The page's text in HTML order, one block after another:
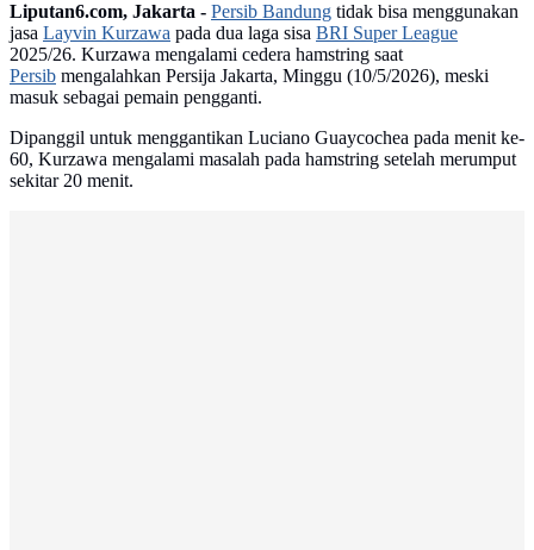
Liputan6.com, Jakarta - Persib Bandung tidak bisa menggunakan
jasa Layvin Kurzawa pada dua laga sisa BRI Super League
2025/26. Kurzawa mengalami cedera hamstring saat
Persib mengalahkan Persija Jakarta, Minggu (10/5/2026), meski
masuk sebagai pemain pengganti.
Dipanggil untuk menggantikan Luciano Guaycochea pada menit ke-
60, Kurzawa mengalami masalah pada hamstring setelah merumput
sekitar 20 menit.